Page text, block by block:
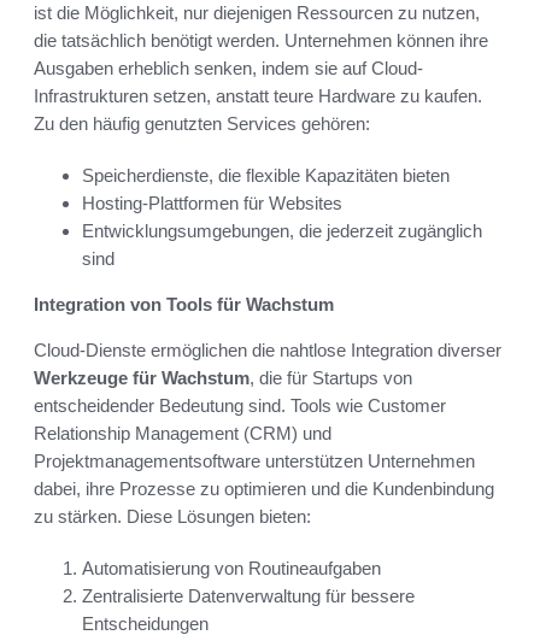
ist die Möglichkeit, nur diejenigen Ressourcen zu nutzen,
die tatsächlich benötigt werden. Unternehmen können ihre
Ausgaben erheblich senken, indem sie auf Cloud-
Infrastrukturen setzen, anstatt teure Hardware zu kaufen.
Zu den häufig genutzten Services gehören:
Speicherdienste, die flexible Kapazitäten bieten
Hosting-Plattformen für Websites
Entwicklungsumgebungen, die jederzeit zugänglich
sind
Integration von Tools für Wachstum
Cloud-Dienste ermöglichen die nahtlose Integration diverser
Werkzeuge für Wachstum, die für Startups von
entscheidender Bedeutung sind. Tools wie Customer
Relationship Management (CRM) und
Projektmanagementsoftware unterstützen Unternehmen
dabei, ihre Prozesse zu optimieren und die Kundenbindung
zu stärken. Diese Lösungen bieten:
Automatisierung von Routineaufgaben
Zentralisierte Datenverwaltung für bessere
Entscheidungen